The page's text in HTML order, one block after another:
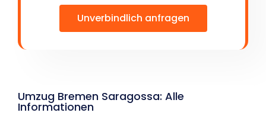
Unverbindlich anfragen
Umzug Bremen Saragossa: Alle
Informationen